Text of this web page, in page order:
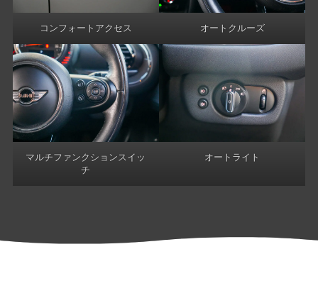
コンフォートアクセス オートクルーズ
マルチファンクションスイッ
チ
オートライト